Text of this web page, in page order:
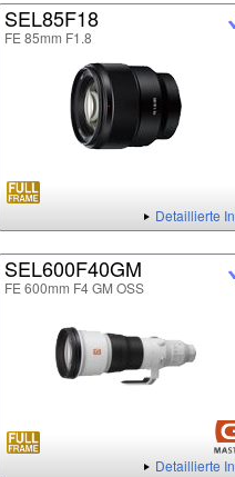
SEL85F18
FE 85mm F1.8
Detaillierte
SEL600F40GM
FE 600mm F4 GM OSS
Detaillierte